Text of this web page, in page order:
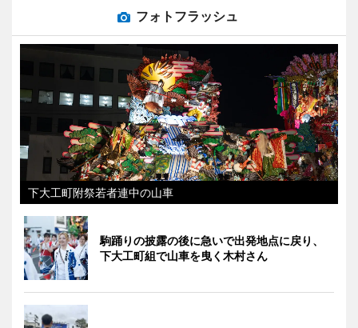
フォトフラッシュ
下大工町附祭若者連中の山車
駒踊りの披露の後に急いで出発地点に戻り、
下大工町組で山車を曳く木村さん